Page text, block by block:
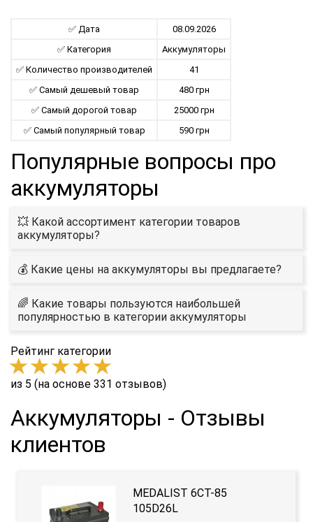
✅ Дата
08.09.2026
✅ Категория
Аккумуляторы
✅ Количество производителей
41
✅ Самый дешевый товар
480 грн
✅ Самый дорогой товар
25000 грн
✅ Самый популярный товар
590 грн
Популярные вопросы про
аккумуляторы
💥 Какой ассортимент категории товаров
аккумуляторы?
💰 Какие цены на аккумуляторы вы предлагаете?
🌈 Какие товары пользуются наибольшей
популярностью в категории аккумуляторы
Рейтинг категории
из 5 (на основе 331 отзывов)
Аккумуляторы - Отзывы
клиентов
MEDALIST 6СТ-85
105D26L